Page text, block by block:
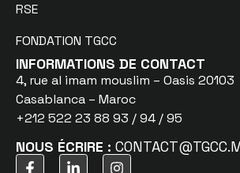
RSE
FONDATION TGCC
INFORMATIONS DE CONTACT
4, rue al imam mouslim – Oasis 20103
Casablanca – Maroc
+212 522 23 88 93 / 94 / 95
NOUS ÉCRIRE :